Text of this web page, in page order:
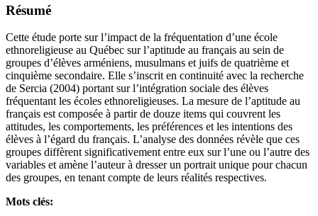
Résumé
Cette étude porte sur l’impact de la fréquentation d’une école
ethnoreligieuse au Québec sur l’aptitude au français au sein de
groupes d’élèves arméniens, musulmans et juifs de quatrième et
cinquième secondaire. Elle s’inscrit en continuité avec la recherche
de Sercia (2004) portant sur l’intégration sociale des élèves
fréquentant les écoles ethnoreligieuses. La mesure de l’aptitude au
français est composée à partir de douze items qui couvrent les
attitudes, les comportements, les préférences et les intentions des
élèves à l’égard du français. L’analyse des données révèle que ces
groupes diffèrent significativement entre eux sur l’une ou l’autre des
variables et amène l’auteur à dresser un portrait unique pour chacun
des groupes, en tenant compte de leurs réalités respectives.
Mots clés: